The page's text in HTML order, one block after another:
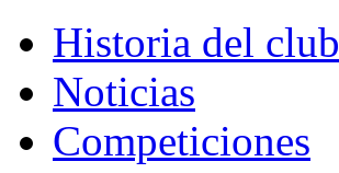
Historia del club
Noticias
Competiciones